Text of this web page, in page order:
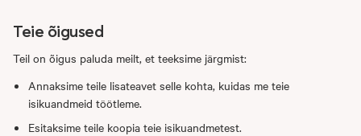
Teie õigused
Teil on õigus paluda meilt, et teeksime järgmist:
Annaksime teile lisateavet selle kohta, kuidas me teie
isikuandmeid töötleme.
Esitaksime teile koopia teie isikuandmetest.